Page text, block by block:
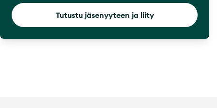
Tutustu jäsenyyteen ja liity